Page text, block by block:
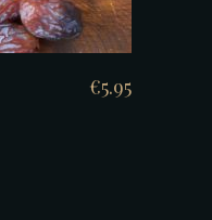
€5.95